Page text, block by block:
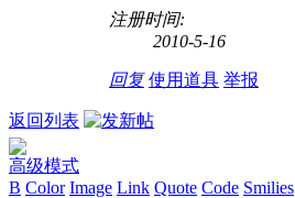
注册时间:
2010-5-16
回复 使用道具 举报
返回列表
高级模式
B Color Image Link Quote Code Smilies